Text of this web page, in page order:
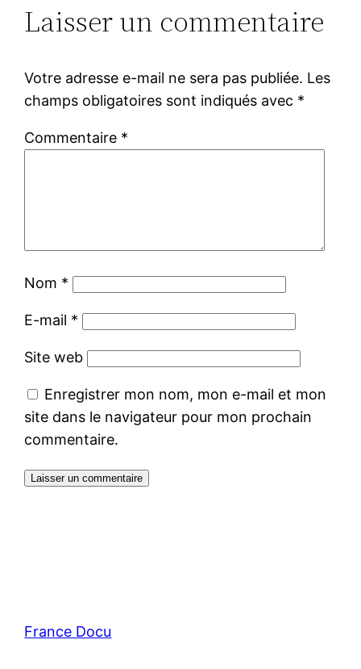
Laisser un commentaire
Votre adresse e-mail ne sera pas publiée. Les
champs obligatoires sont indiqués avec *
Commentaire *
Nom *
E-mail *
Site web
Enregistrer mon nom, mon e-mail et mon
site dans le navigateur pour mon prochain
commentaire.
France Docu